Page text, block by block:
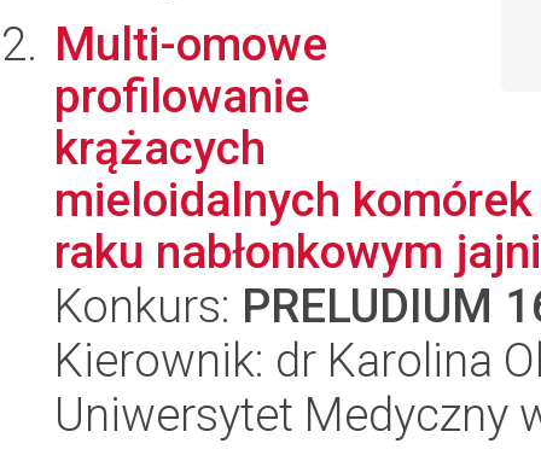
Multi-omowe
profilowanie
krążacych
mieloidalnych
raku nabłonkowym
Konkurs: PRELUDIUM
Kierownik: dr Karolina
Uniwersytet Medyczny